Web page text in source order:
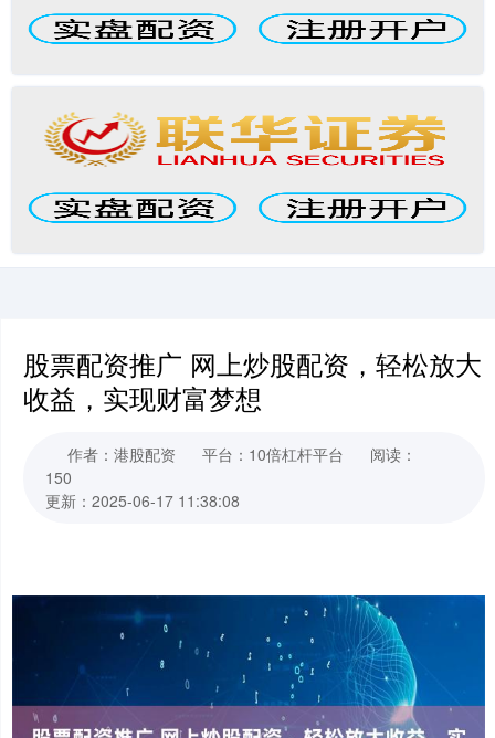
股票配资推广 网上炒股配资，轻松放大
收益，实现财富梦想
作者：港股配资 平台：10倍杠杆平台
阅读：
150
更新：2025-06-17 11:38:08